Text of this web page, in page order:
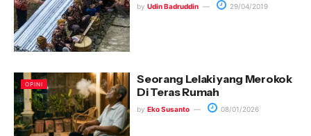
by Udin Badruddin 29/04/2019
OPINI
Seorang Lelaki yang Merokok
Di Teras Rumah
by Eko Susanto 08/01/2026